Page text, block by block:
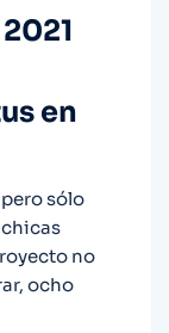
en
sólo
chicas
no
ocho